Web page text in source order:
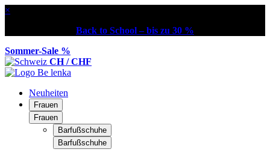
×
Back to School – bis zu 30 %
Sommer-Sale %
CH / CHF
Neuheiten
Frauen
Frauen
Barfußschuhe
Barfußschuhe